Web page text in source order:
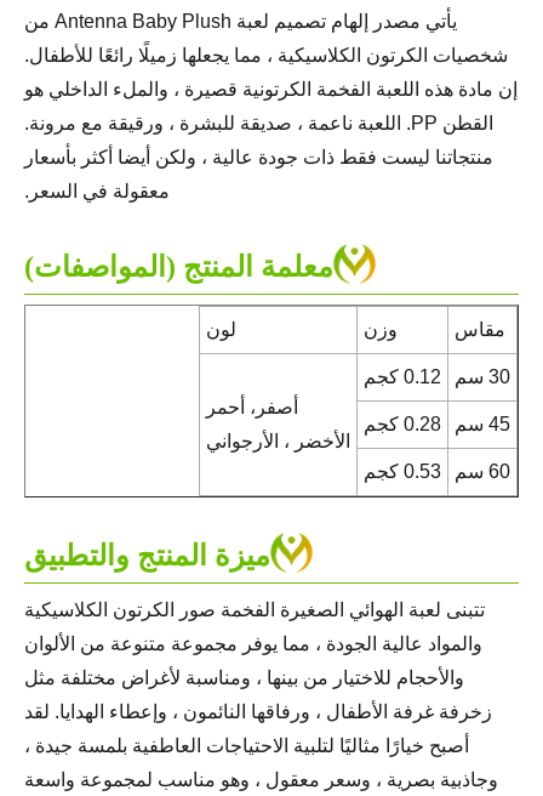
يأتي مصدر إلهام تصميم لعبة Antenna Baby Plush من
شخصيات الكرتون الكلاسيكية ، مما يجعلها زميلًا رائعًا للأطفال.
إن مادة هذه اللعبة الفخمة الكرتونية قصيرة ، والملء الداخلي هو
القطن PP. اللعبة ناعمة ، صديقة للبشرة ، ورقيقة مع مرونة.
منتجاتنا ليست فقط ذات جودة عالية ، ولكن أيضا أكثر بأسعار
معقولة في السعر.
معلمة المنتج (المواصفات)
مقاس وزن لون
30 سم
0.12 كجم
أصفر، أحمر
الأخضر ، الأرجواني
45 سم 0.28 كجم
60 سم 0.53 كجم
ميزة المنتج والتطبيق
تتبنى لعبة الهوائي الصغيرة الفخمة صور الكرتون الكلاسيكية
والمواد عالية الجودة ، مما يوفر مجموعة متنوعة من الألوان
والأحجام للاختيار من بينها ، ومناسبة لأغراض مختلفة مثل
زخرفة غرفة الأطفال ، ورفاقها النائمون ، وإعطاء الهدايا. لقد
أصبح خيارًا مثاليًا لتلبية الاحتياجات العاطفية بلمسة جيدة ،
وجاذبية بصرية ، وسعر معقول ، وهو مناسب لمجموعة واسعة